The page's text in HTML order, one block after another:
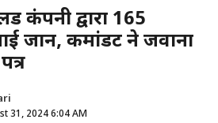
द्वारा 165
जान, कमांडेंट ने जवानों
31, 2024 6:04 AM